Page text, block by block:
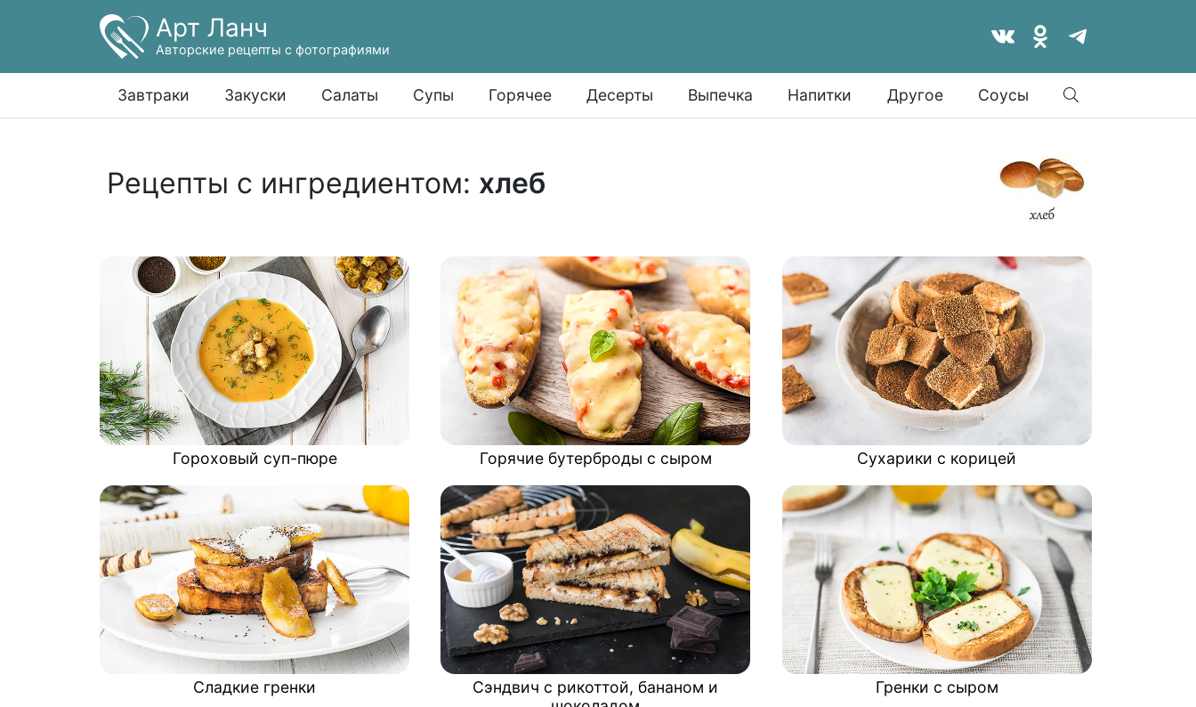
Арт Ланч
Авторские рецепты с фотографиями
Завтраки Закуски Салаты Супы Горячее Десерты Выпечка Напитки Другое Соусы
Найти
Рецепты с ингредиентом: хлеб
Гороховый суп-пюре Горячие бутерброды с сыром Сухарики с корицей
Сладкие гренки
Сэндвич с рикоттой, бананом и
Гренки с сыром